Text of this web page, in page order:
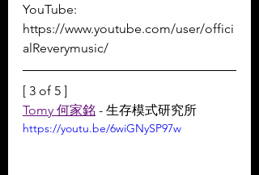
YouTube:
https://www.youtube.com/user/offici
alReverymusic/
[ 3 of 5 ]
Tomy 何家銘 - 生存模式研究所
https://youtu.be/6wiGNySP97w